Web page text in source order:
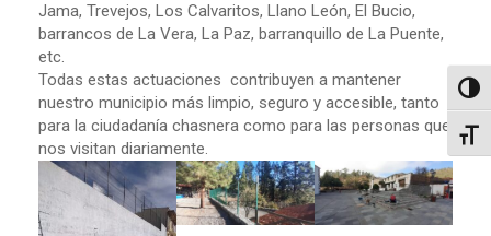
Jama, Trevejos, Los Calvaritos, Llano León, El Bucio,
barrancos de La Vera, La Paz, barranquillo de La Puente,
etc.
Todas estas actuaciones contribuyen a mantener
nuestro municipio más limpio, seguro y accesible, tanto
para la ciudadanía chasnera como para las personas que
nos visitan diariamente.